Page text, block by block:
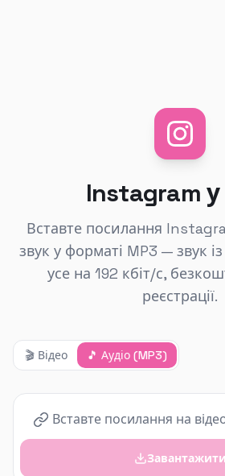
Instagram у
Вставте посилання
звук у форматі MP3 — звук
усе на 192 кбіт/с,
реєстрації.
🎬 Відео 🎵 Аудіо (MP3)
Завантажити